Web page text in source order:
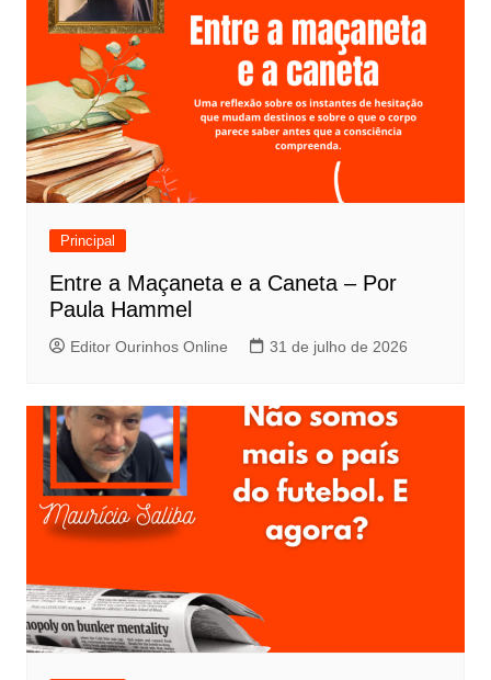
Principal
Entre a Maçaneta e a Caneta – Por
Paula Hammel
Editor Ourinhos Online 31 de julho de 2026